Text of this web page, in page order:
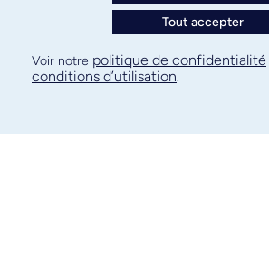
Marie-Pierre Dubé
Tout accepter
Voir notre politique de confidentialité
conditions d’utilisation.